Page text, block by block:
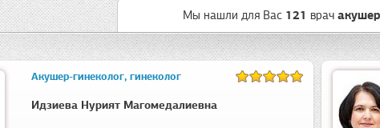
Мы нашли для Вас 121 врач
Акушер-гинеколог, гинеколог
Идзиева Нурият Магомедалиевна